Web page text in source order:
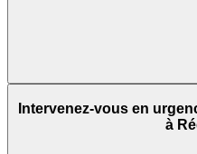
Intervenez-vous en
à